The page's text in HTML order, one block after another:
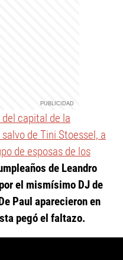
capital de la
de Tini Stoessel, a
de esposas de los
de Leandro
el mismísimo DJ de
Paul aparecieron en
pegó el faltazo.